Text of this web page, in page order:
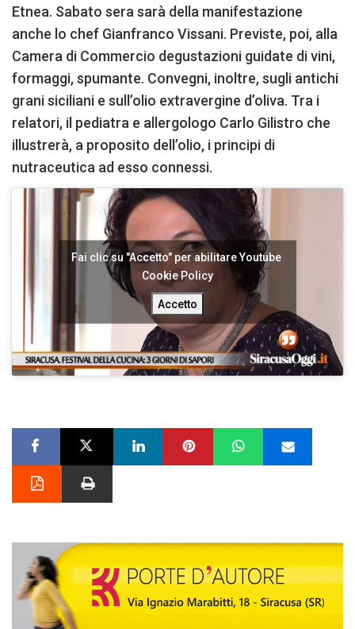
Etnea. Sabato sera sarà della manifestazione
anche lo chef Gianfranco Vissani. Previste, poi, alla
Camera di Commercio degustazioni guidate di vini,
formaggi, spumante. Convegni, inoltre, sugli antichi
grani siciliani e sull’olio extravergine d’oliva. Tra i
relatori, il pediatra e allergologo Carlo Gilistro che
illustrerà, a proposito dell’olio, i principi di
nutraceutica ad esso connessi.
Fai clic su "Accetto" per abilitare Youtube
Cookie Policy
Accetto